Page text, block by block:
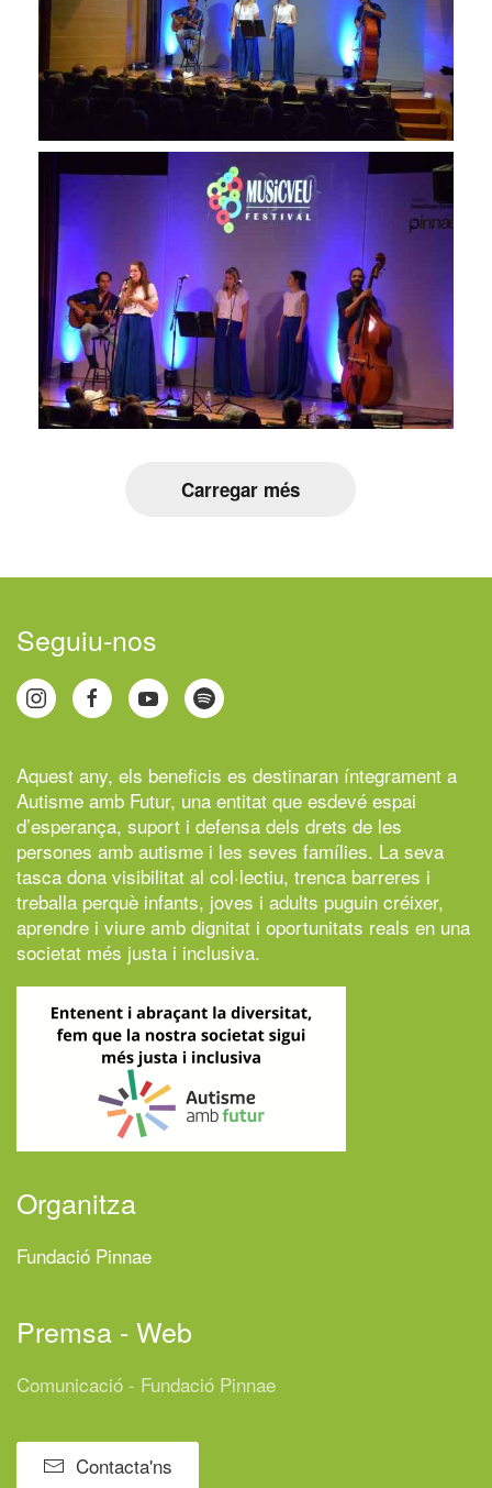
Carregar més
Seguiu-nos
Aquest any, els beneficis es destinaran íntegrament a
Autisme amb Futur, una entitat que esdevé espai
d’esperança, suport i defensa dels drets de les
persones amb autisme i les seves famílies. La seva
tasca dona visibilitat al col·lectiu, trenca barreres i
treballa perquè infants, joves i adults puguin créixer,
aprendre i viure amb dignitat i oportunitats reals en una
societat més justa i inclusiva.
Organitza
Fundació Pinnae
Premsa - Web
Comunicació - Fundació Pinnae
Contacta'ns